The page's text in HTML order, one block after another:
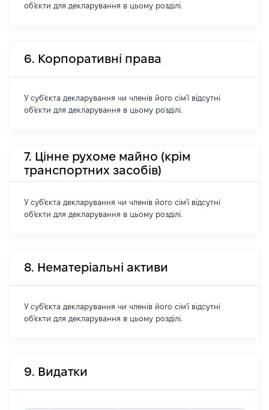
об'єкти для декларування в цьому розділі.
6. Корпоративні права
У суб'єкта декларування чи членів його сім'ї відсутні
об'єкти для декларування в цьому розділі.
7. Цінне рухоме майно (крім
транспортних засобів)
У суб'єкта декларування чи членів його сім'ї відсутні
об'єкти для декларування в цьому розділі.
8. Нематеріальні активи
У суб'єкта декларування чи членів його сім'ї відсутні
об'єкти для декларування в цьому розділі.
9. Видатки